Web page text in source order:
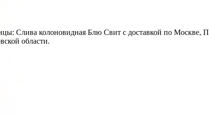
Слива колоновидная Блю Свит с доставкой по
области.